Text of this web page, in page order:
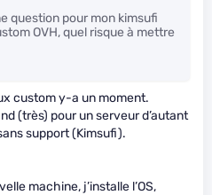
question pour mon kimsufi
OVH, quel risque à mettre
custom y-a un moment.
(très) pour un serveur d’autant
support (Kimsufi).
machine, j’installe l’OS,